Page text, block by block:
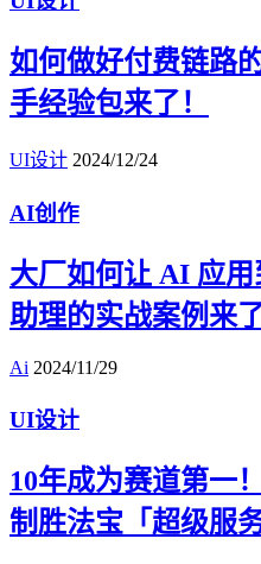
如何做好付费链路
手经验包来了！
UI设计 2024/12/24
AI创作
大厂如何让 AI 应
助理的实战案例来了
Ai 2024/11/29
UI设计
10年成为赛道第一
制胜法宝「超级服务